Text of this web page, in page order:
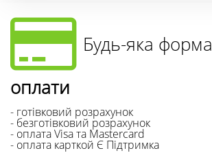
Будь-яка форма
оплати
- готівковий розрахунок
- безготівковий розрахунок
- оплата Visa та Mastercard
- оплата карткой Є Підтримка